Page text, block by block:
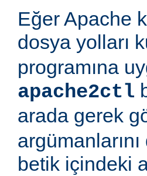
Eğer Apache
dosya yolları
programına
apache2ctl
arada gerek
betik içindeki